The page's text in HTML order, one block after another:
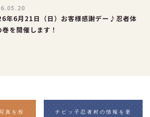
年6月21日（日）お客様感謝デー♪忍者体
巻を開催します！
真を投
チビッ子忍者村の情報を更